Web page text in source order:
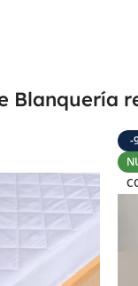
Blanquería
-